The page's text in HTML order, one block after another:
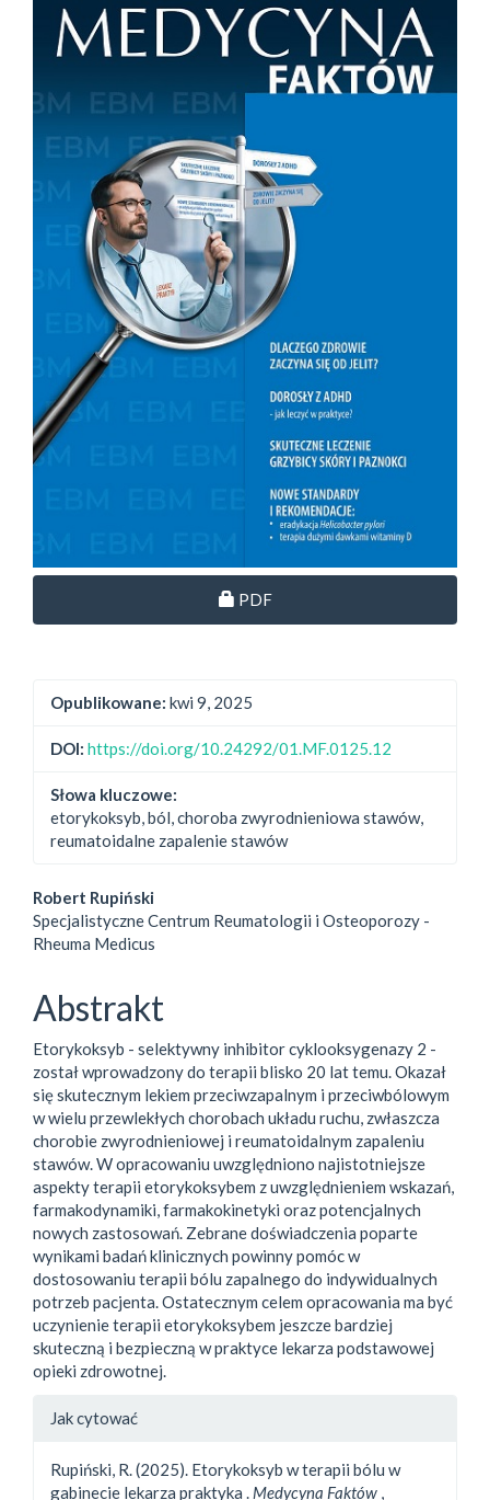
Dostęp przez subskrypcję
PDF
Opublikowane: kwi 9, 2025
DOI: https://doi.org/10.24292/01.MF.0125.12
Słowa kluczowe:
etorykoksyb, ból, choroba zwyrodnieniowa stawów,
reumatoidalne zapalenie stawów
Robert Rupiński
Specjalistyczne Centrum Reumatologii i Osteoporozy -
Rheuma Medicus
Abstrakt
Etorykoksyb - selektywny inhibitor cyklooksygenazy 2 -
został wprowadzony do terapii blisko 20 lat temu. Okazał
się skutecznym lekiem przeciwzapalnym i przeciwbólowym
w wielu przewlekłych chorobach układu ruchu, zwłaszcza
chorobie zwyrodnieniowej i reumatoidalnym zapaleniu
stawów. W opracowaniu uwzględniono najistotniejsze
aspekty terapii etorykoksybem z uwzględnieniem wskazań,
farmakodynamiki, farmakokinetyki oraz potencjalnych
nowych zastosowań. Zebrane doświadczenia poparte
wynikami badań klinicznych powinny pomóc w
dostosowaniu terapii bólu zapalnego do indywidualnych
potrzeb pacjenta. Ostatecznym celem opracowania ma być
uczynienie terapii etorykoksybem jeszcze bardziej
skuteczną i bezpieczną w praktyce lekarza podstawowej
opieki zdrowotnej.
Jak cytować
Rupiński, R. (2025). Etorykoksyb w terapii bólu w
gabinecie lekarza praktyka . Medycyna Faktów ,